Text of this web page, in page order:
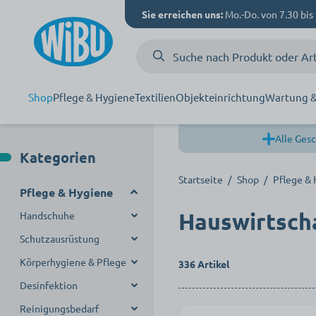
Sie erreichen uns:Mo.-Do. von 7.30 bis
ShopPflege & HygieneTextilienObjekteinrichtungWartung
Kategorien
Pflege & Hygiene
Handschuhe
Einmalhandschuhe
Nitril Handschuhe
Vinyl Handschuhe
Latex Handschuhe
Mehrweghandschuhe
Handschuhspender
Schutzausrüstung
Mundschutz
Schutzkleidung
Schuhüberzieher &
Körperhygiene & Pflege
Hautintegrität
Handreinigung
Desinfektion
Desinfektionsmittel
Reinigungsbedarf
Alle
Startseite / Shop / Pflege &
336 Artikel